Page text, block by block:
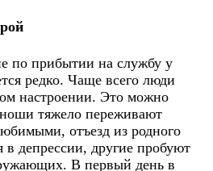
по прибытии на службу у
редко. Чаще всего люди
настроении. Это можно
тяжело переживают
отъезд из родного
в депрессии, другие пробуют
В первый день в